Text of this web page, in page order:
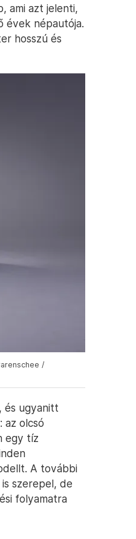
ami azt jelenti,
évek népautója.
hosszú és
/
és ugyanitt
az olcsó
egy tíz
A további
szerepel, de
folyamatra